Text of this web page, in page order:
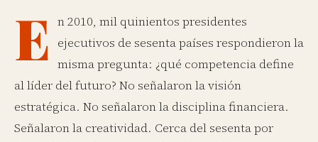
E n 2010, mil quinientos presidentes
ejecutivos de sesenta países respondieron la
misma pregunta: ¿qué competencia define
al líder del futuro? No señalaron la visión
estratégica. No señalaron la disciplina financiera.
Señalaron la creatividad. Cerca del sesenta por